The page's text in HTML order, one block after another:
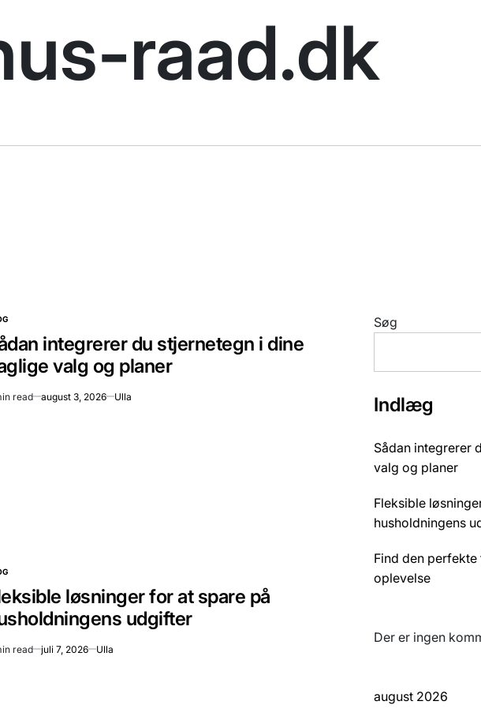
raad.dk
integrerer du stjernetegn i dine
valg og planer
read august 3, 2026 Ulla
løsninger for at spare på
udgifter
read juli 7, 2026 Ulla
Søg
Indlæg
Sådan integrerer
valg og planer
Fleksible
husholdningens
Find den
oplevelse
Der er ingen
august 2026